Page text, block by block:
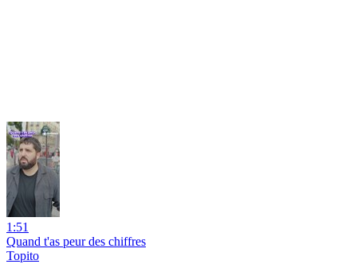
1:51
Quand t'as peur des chiffres
Topito